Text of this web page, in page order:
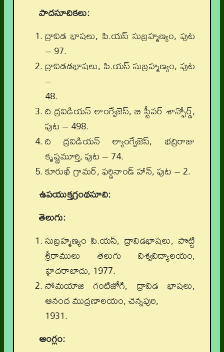
పాదసూచికలు:
ద్రావిడ భాషలు, పి.యస్ సుబ్రహ్మణ్యం, పుట
– 97.
ద్రావిడడభాషలు, పి.యస్ సుబ్రహ్మణ్యం, పుట
–
48.
ది ద్రవిడియన్ లాంగ్వేజెస్, బి స్టీవర్ శాన్ఫోర్డ్,
పుట – 498.
ది ద్రవిడియన్ ల్యాంగ్వేజెస్, భద్రిరాజు
కృష్ణమూర్తి, పుట – 74.
కూరుఖ్ గ్రామర్, ఫర్డినాండ్ హాన్, పుట – 2.
ఉపయుక్తగ్రంథసూచి:
తెలుగు:
సుబ్రహ్మణ్యం పి.యస్, ద్రావిడభాషలు, పొట్టి
శ్రీరాములు తెలుగు విశ్వవిద్యాలయం,
హైదరాబాదు, 1977.
సోమయాజి గంటిజోగి, ద్రావిడ భాషలు,
ఆనంద ముద్రణాలయం, చెన్నపురి,
1931.
ఆంగ్లం: